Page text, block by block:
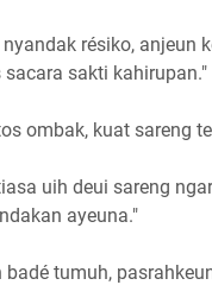
nyandak résiko,
sakti kahirupan."
ombak, kuat sareng
uih deui sareng
ayeuna."
badé tumuh,